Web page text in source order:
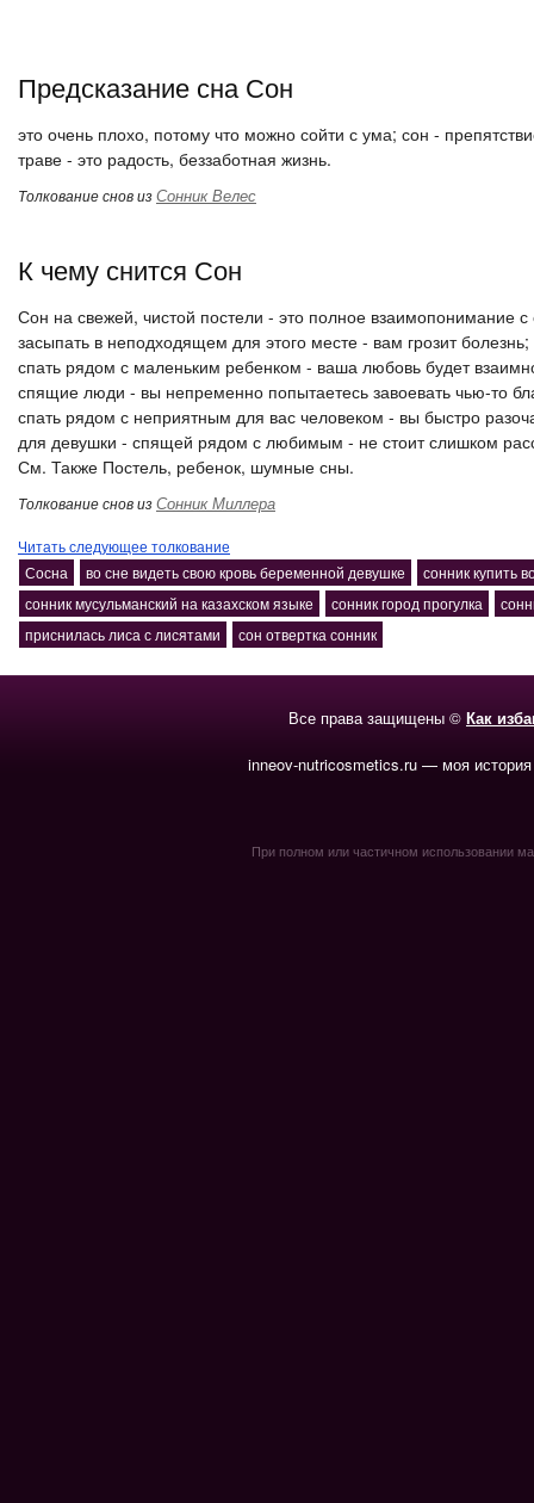
Предсказание сна Сон
это очень плохо, потому что можно сойти с ума; сон -
траве - это радость, беззаботная жизнь.
Толкование снов изСонник Велес
К чему снится Сон
Сон на свежей, чистой постели - это полное взаимопонимание
засыпать в неподходящем для этого месте - вам грозит болезнь;
спать рядом с маленьким ребенком - ваша любовь будет
спящие люди - вы непременно попытаетесь завоевать чью-то
спать рядом с неприятным для вас человеком - вы быстро
для девушки - спящей рядом с любимым - не стоит слишком
См. Также Постель, ребенок, шумные сны.
Толкование снов изСонник Миллера
Читать следующее толкование
Сосна
во сне видеть свою кровь беременной девушке
сонник купить
сонник мусульманский на казахском языке
сонник город прогулка
приснилась лиса с лисятами
сон отвертка сонник
Все права защищены © Как
inneov-nutricosmetics.ru — моя
При полном или частичном использовании